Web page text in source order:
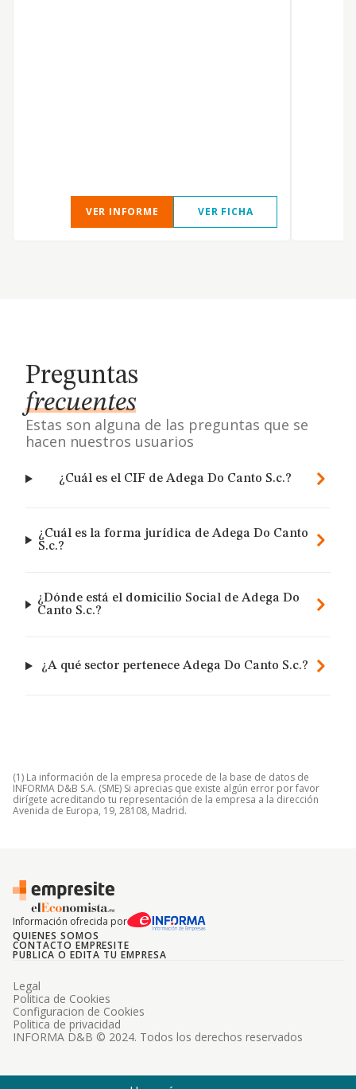
VER INFORME VER FICHA
Preguntas
frecuentes
Estas son alguna de las preguntas que se
hacen nuestros usuarios
¿Cuál es el CIF de Adega Do Canto S.c.?
¿Cuál es la forma jurídica de Adega Do Canto
S.c.?
¿Dónde está el domicilio Social de Adega Do
Canto S.c.?
¿A qué sector pertenece Adega Do Canto S.c.?
(1) La información de la empresa procede de la base de datos de
INFORMA D&B S.A. (SME) Si aprecias que existe algún error por favor
dirígete acreditando tu representación de la empresa a la dirección
Avenida de Europa, 19, 28108, Madrid.
Información ofrecida por
QUIENES SOMOS
CONTACTO EMPRESITE
PUBLICA O EDITA TU EMPRESA
INFORMA D&B © 2024. Todos los derechos reservados
Legal
Politica de Cookies
Configuracion de Cookies
Politica de privacidad